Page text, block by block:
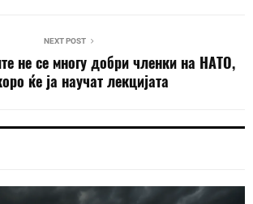
NEXT POST
не се многу добри членки на НАТО,
ќе ја научат лекцијата